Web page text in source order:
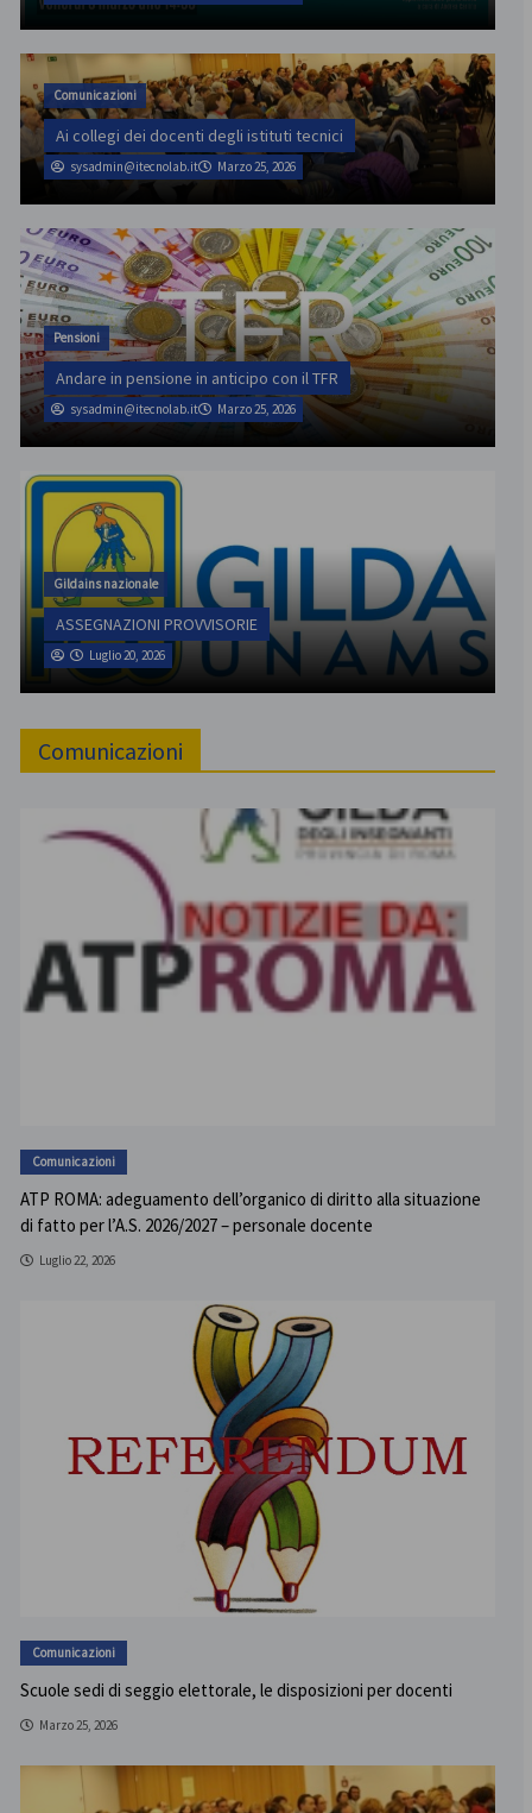
Comunicazioni
Ai collegi dei docenti degli istituti tecnici
sysadmin@itecnolab.it Marzo 25, 2026
Pensioni
Andare in pensione in anticipo con il TFR
sysadmin@itecnolab.it Marzo 25, 2026
Gildains nazionale
ASSEGNAZIONI PROVVISORIE
Luglio 20, 2026
Comunicazioni
Comunicazioni
ATP ROMA: adeguamento dell’organico di diritto alla situazione
di fatto per l’A.S. 2026/2027 – personale docente
Luglio 22, 2026
Comunicazioni
Scuole sedi di seggio elettorale, le disposizioni per docenti
Marzo 25, 2026